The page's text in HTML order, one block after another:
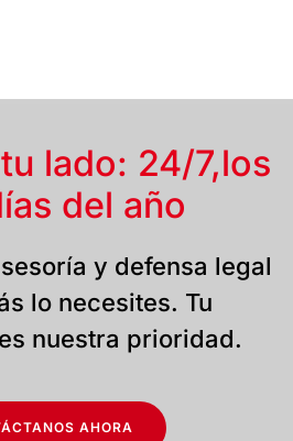
lado: 24/7,los
del año
y defensa legal
lo necesites. Tu
nuestra prioridad.
AHORA